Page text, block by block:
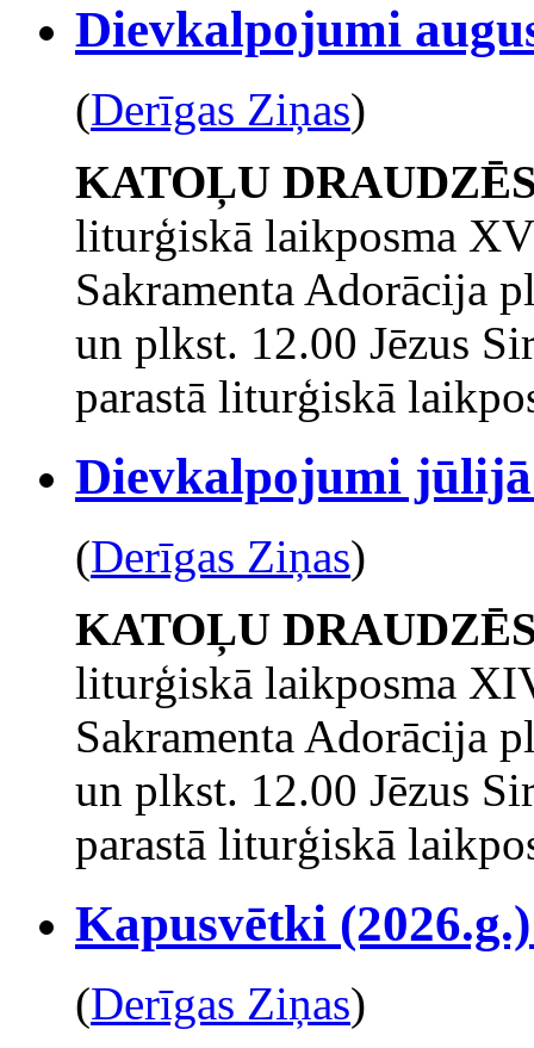
Dievkalpojumi
(Derīgas Ziņas)
KATOĻU
liturģiskā laikposma
Sakramenta Adorācija
un plkst. 12.00 Jēzus
parastā liturģiskā
Dievkalpojumi jūlijā
(Derīgas Ziņas)
KATOĻU
liturģiskā laikposma
Sakramenta Adorācija
un plkst. 12.00 Jēzus
parastā liturģiskā
Kapusvētki
(Derīgas Ziņas)